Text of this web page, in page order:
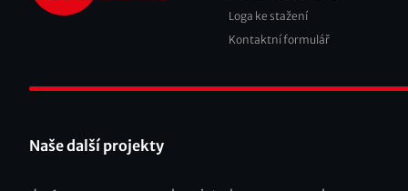
Loga ke stažení
Kontaktní formulář
Naše další projekty